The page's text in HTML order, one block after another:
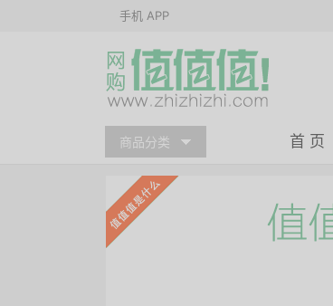
手机 APP
商品分类 首 页